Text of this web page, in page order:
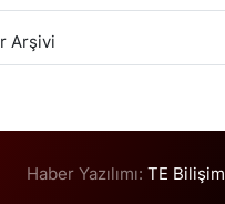
Arşivi
Haber Yazılımı:TE Bilişim